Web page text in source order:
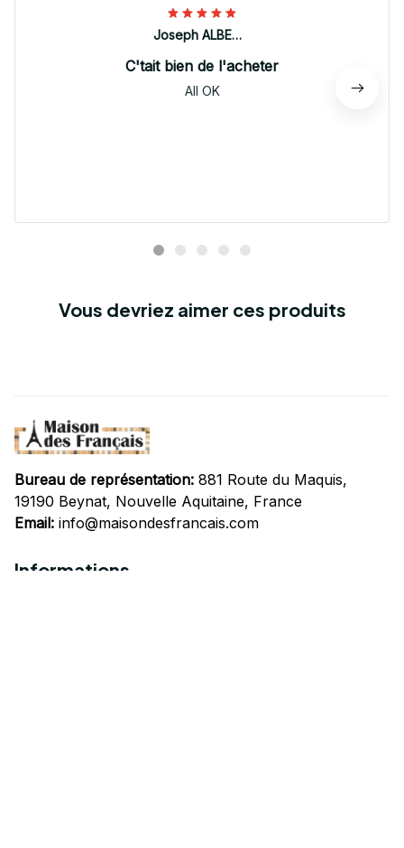
Joseph ALBERTINI
C'tait bien de l'acheter
All OK
Vous devriez aimer ces produits
Bureau de représentation: 881 Route du Maquis,
19190 Beynat, Nouvelle Aquitaine, France
Email: info@maisondesfrancais.com
Informations